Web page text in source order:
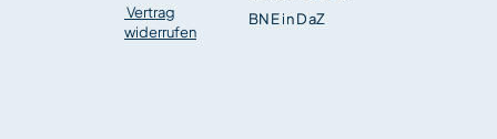
BNE in DaZ
Vertrag
widerrufen